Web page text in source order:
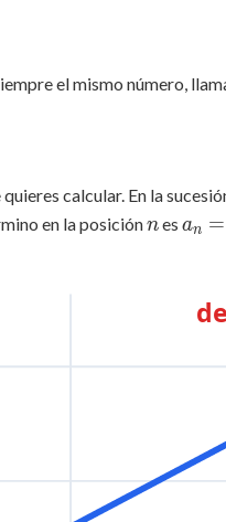
el mismo número,
calcular. En la
en la posiciónn
nes a_n
2 =
an =